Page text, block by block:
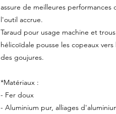
assure de meilleures
l'outil accrue.
Taraud pour usage machine et
hélicoïdale pousse les copeaux
des goujures.
*Matériaux :
- Fer doux
- Aluminium pur, alliages